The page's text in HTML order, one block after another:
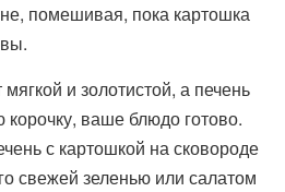
помешивая, пока картошка
и золотистой, а печень
корочку, ваше блюдо готово.
с картошкой на сковороде
свежей зеленью или салатом